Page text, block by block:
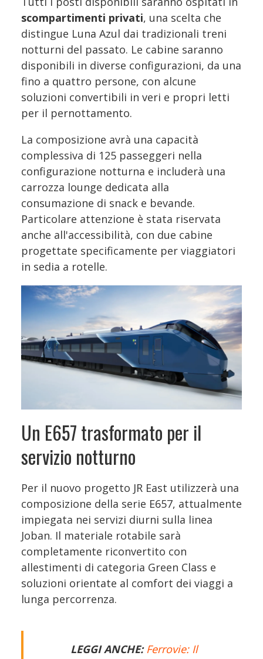
scompartimenti privati, una scelta che
distingue Luna Azul dai tradizionali treni
notturni del passato. Le cabine saranno
disponibili in diverse configurazioni, da una
fino a quattro persone, con alcune
soluzioni convertibili in veri e propri letti
per il pernottamento.
La composizione avrà una capacità
complessiva di 125 passeggeri nella
configurazione notturna e includerà una
carrozza lounge dedicata alla
consumazione di snack e bevande.
Particolare attenzione è stata riservata
anche all'accessibilità, con due cabine
progettate specificamente per viaggiatori
in sedia a rotelle.
Un E657 trasformato per il
servizio notturno
Per il nuovo progetto JR East utilizzerà una
composizione della serie E657, attualmente
impiegata nei servizi diurni sulla linea
Joban. Il materiale rotabile sarà
completamente riconvertito con
allestimenti di categoria Green Class e
soluzioni orientate al comfort dei viaggi a
lunga percorrenza.
LEGGI ANCHE:Ferrovie: Il